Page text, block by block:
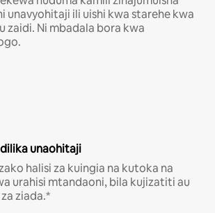
unavyohitaji ili uishi kwa starehe kwa
zaidi. Ni mbadala bora kwa
unaohitaji
halisi za kuingia na kutoka na
urahisi mtandaoni, bila kujizatiti au
ziada.*